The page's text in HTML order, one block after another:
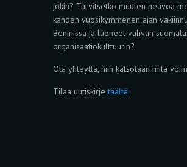
jokin? Tarvitsetko muuten neuvoa
kahden vuosikymmenen ajan
Beninissä ja luoneet vahvan
organisaatiokulttuurin?
Ota yhteyttä, niin katsotaan mitä
Tilaa uutiskirjetäältä.